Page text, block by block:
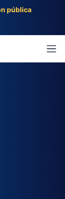
pública